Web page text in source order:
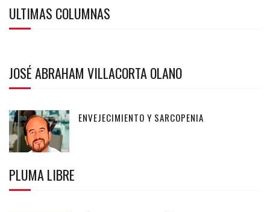
ULTIMAS COLUMNAS
JOSÉ ABRAHAM VILLACORTA OLANO
ENVEJECIMIENTO Y SARCOPENIA
PLUMA LIBRE